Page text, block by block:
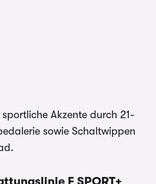
Akzente durch 21-
sowie Schaltwippen